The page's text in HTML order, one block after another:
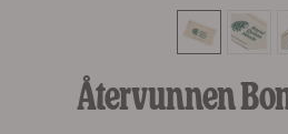
Återvunnen